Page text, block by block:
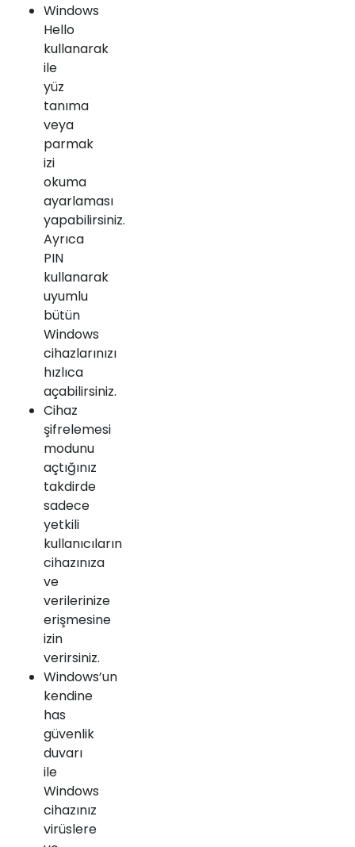
Windows
Hello
kullanarak
ile
yüz
tanıma
veya
parmak
izi
okuma
ayarlaması
yapabilirsiniz.
Ayrıca
PIN
kullanarak
uyumlu
bütün
Windows
cihazlarınızı
hızlıca
açabilirsiniz.
Cihaz
şifrelemesi
modunu
açtığınız
takdirde
sadece
yetkili
kullanıcıların
cihazınıza
ve
verilerinize
erişmesine
izin
verirsiniz.
Windows’un
kendine
has
güvenlik
duvarı
ile
Windows
cihazınız
virüslere